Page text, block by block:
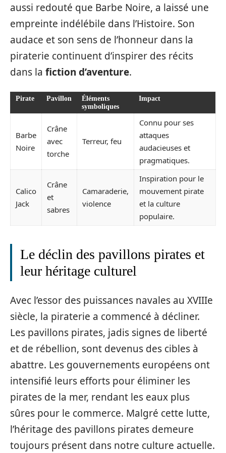
aussi redouté que Barbe Noire, a laissé une
empreinte indélébile dans l’Histoire. Son
audace et son sens de l’honneur dans la
piraterie continuent d’inspirer des récits
dans la fiction d’aventure.
Pirate Pavillon
Éléments
symboliques
Impact
Barbe
Noire
Crâne
avec
torche
Terreur, feu
Connu pour ses
attaques
audacieuses et
pragmatiques.
Calico
Jack
Crâne
et
sabres
Camaraderie,
violence
Inspiration pour le
mouvement pirate
et la culture
populaire.
Le déclin des pavillons pirates et
leur héritage culturel
Avec l’essor des puissances navales au XVIIIe
siècle, la piraterie a commencé à décliner.
Les pavillons pirates, jadis signes de liberté
et de rébellion, sont devenus des cibles à
abattre. Les gouvernements européens ont
intensifié leurs efforts pour éliminer les
pirates de la mer, rendant les eaux plus
sûres pour le commerce. Malgré cette lutte,
l’héritage des pavillons pirates demeure
toujours présent dans notre culture actuelle.